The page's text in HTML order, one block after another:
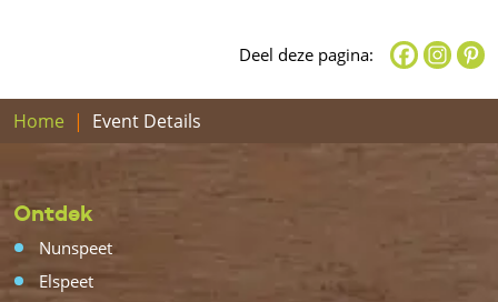
Deel deze pagina:
Home Event Details
Ontdek
Nunspeet
Elspeet